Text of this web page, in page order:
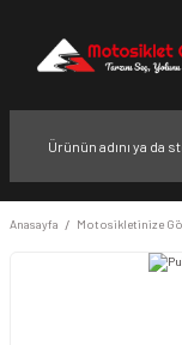
Anasayfa Motosikletinize